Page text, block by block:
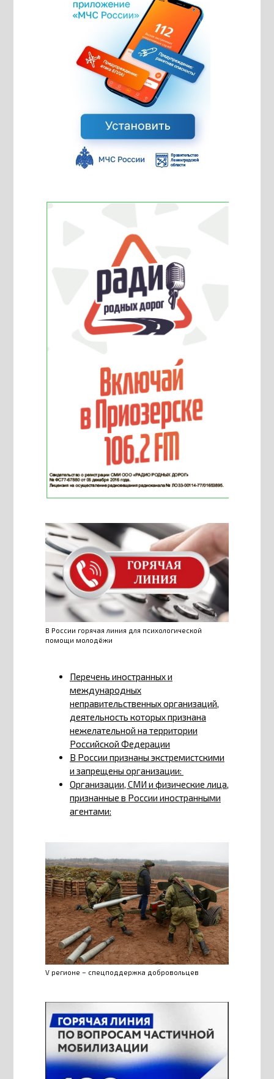
В России горячая линия для психологической
помощи молодёжи
Перечень иностранных и
международных
неправительственных организаций,
деятельность которых признана
нежелательной на территории
Российской Федерации
В России признаны экстремистскими
и запрещены организации:
Организации, СМИ и физические лица,
признанные в России иностранными
агентами:
V регионе – спецподдержка добровольцев